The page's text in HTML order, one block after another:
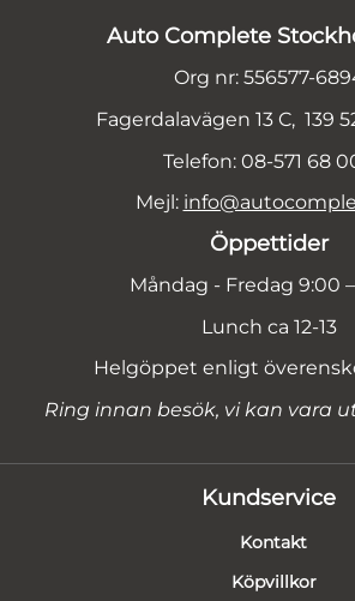
Auto Complete
Org nr: 556577-
Fagerdalavägen 13 C, 139
Telefon: 08-571 68
Mejl:
Öppettider
Måndag - Fredag 9:00 –
Lunch ca 12-13
Helgöppet enligt
Ring innan besök, vi kan vara
Kundservice
Kontakt
Köpvillkor